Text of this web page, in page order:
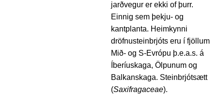
jarðvegur er ekki of þurr.
Einnig sem þekju- og
kantplanta. Heimkynni
dröfnusteinbrjóts eru í fjöllum
Mið- og S-Evrópu þ.e.a.s. á
Íberíuskaga, Ölpunum og
Balkanskaga. Steinbrjótsætt
(Saxifragaceae).